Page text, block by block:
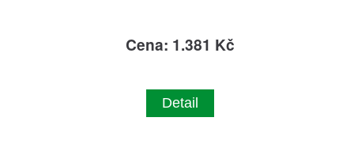
Cena: 1.381 Kč
Detail